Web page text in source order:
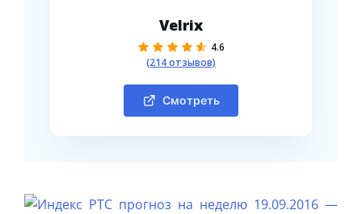
Velrix
4.6
(214 отзывов)
Смотреть